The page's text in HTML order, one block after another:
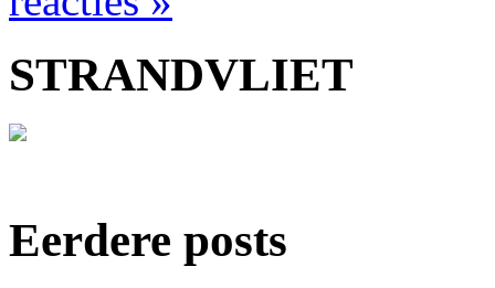
STRANDVLIET
Eerdere posts